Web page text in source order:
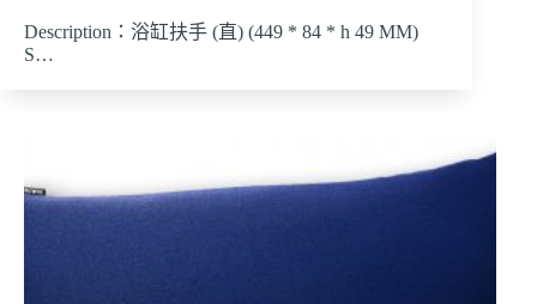
Description：浴缸扶手 (直) (449 * 84 * h 49 MM)
S…